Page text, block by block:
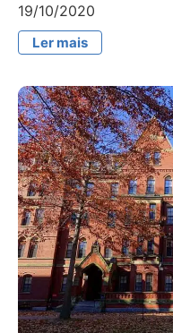
19/10/2020
Ler mais